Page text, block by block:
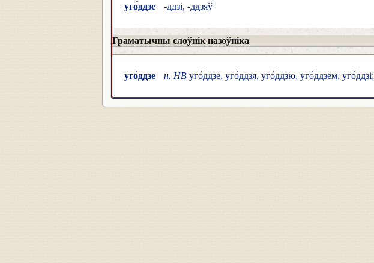
уго́ддзе -ддзі, -ддзяў
Граматычны слоўнік назоўніка
уго́ддзе н. НВ уго́ддзе, уго́ддзя, уго́ддзю, уго́ддзем, уго́ддзі;